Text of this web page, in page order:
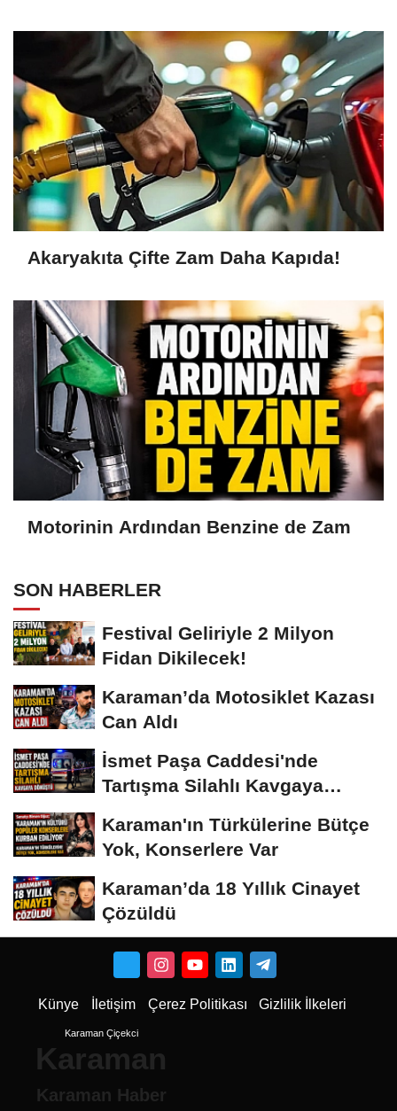
Akaryakıta Çifte Zam Daha Kapıda!
Motorinin Ardından Benzine de Zam
SON HABERLER
Festival Geliriyle 2 Milyon
Fidan Dikilecek!
Karaman’da Motosiklet Kazası
Can Aldı
İsmet Paşa Caddesi'nde
Tartışma Silahlı Kavgaya
Karaman'ın Türkülerine Bütçe
Yok, Konserlere Var
Karaman’da 18 Yıllık Cinayet
Çözüldü
Künye İletişim Çerez Politikası Gizlilik İlkeleri
Karaman Çiçekci
Karaman
Karaman Haber